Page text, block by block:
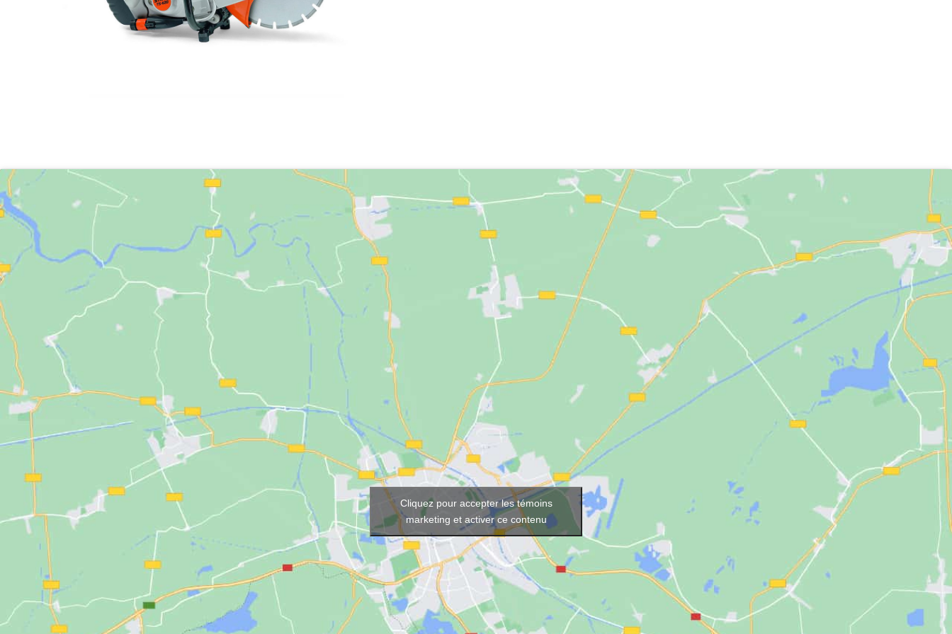
Cliquez pour accepter les témoins
marketing et activer ce contenu